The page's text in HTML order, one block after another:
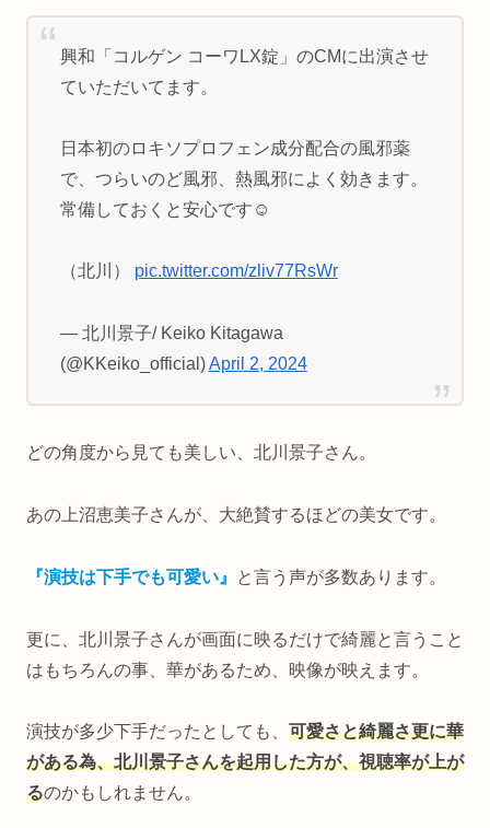
興和「コルゲン コーワLX錠」のCMに出演させ
ていただいてます。
日本初のロキソプロフェン成分配合の風邪薬
で、つらいのど風邪、熱風邪によく効きます。
常備しておくと安心です☺️
（北川） pic.twitter.com/zliv77RsWr
— 北川景子/ Keiko Kitagawa
(@KKeiko_official)April 2, 2024
どの角度から見ても美しい、北川景子さん。
あの上沼恵美子さんが、大絶賛するほどの美女です。
『演技は下手でも可愛い』 と言う声が多数あります。
更に、北川景子さんが画面に映るだけで綺麗と言うこと
はもちろんの事、華があるため、映像が映えます。
演技が多少下手だったとしても、 可愛さと綺麗さ更に華
がある為、北川景子さんを起用した方が、視聴率が上が
るのかもしれません。